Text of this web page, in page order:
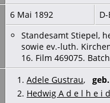
6 Mai 1892
Standesamt Stiepel,
sowie ev.-luth.
16. Film 469075.
1. Adele Gustrau, geb.
2. Hedwig A d e l h e i